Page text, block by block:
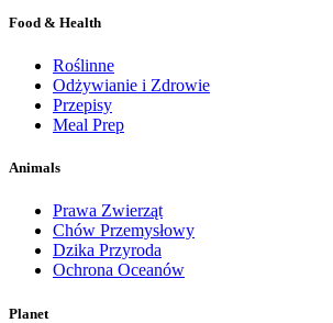
Food & Health
Roślinne
Odżywianie i Zdrowie
Przepisy
Meal Prep
Animals
Prawa Zwierząt
Chów Przemysłowy
Dzika Przyroda
Ochrona Oceanów
Planet